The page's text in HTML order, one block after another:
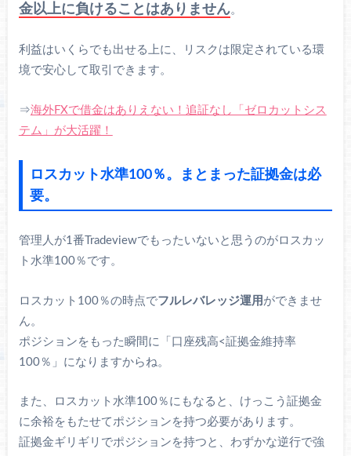
金以上に負けることはありません。
利益はいくらでも出せる上に、リスクは限定されている環
境で安心して取引できます。
⇒海外FXで借金はありえない！追証なし「ゼロカットシス
テム」が大活躍！
ロスカット水準100％。まとまった証拠金は必
要。
管理人が1番Tradeviewでもったいないと思うのがロスカッ
ト水準100％です。
ロスカット100％の時点でフルレバレッジ運用 ができませ
ん。
ポジションをもった瞬間に「口座残高<証拠金維持率
100％」になりますからね。
また、ロスカット水準100％にもなると、けっこう証拠金
に余裕をもたせてポジションを持つ必要があります。
証拠金ギリギリでポジションを持つと、わずかな逆行で強